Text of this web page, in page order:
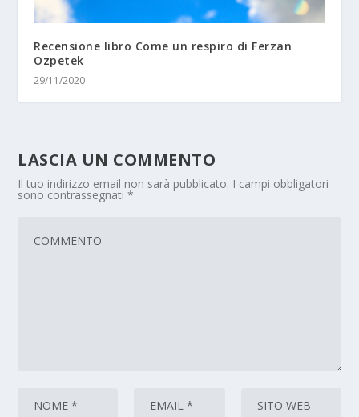
Recensione libro Come un respiro di Ferzan
Ozpetek
29/11/2020
LASCIA UN COMMENTO
Il tuo indirizzo email non sarà pubblicato. I campi obbligatori
sono contrassegnati*